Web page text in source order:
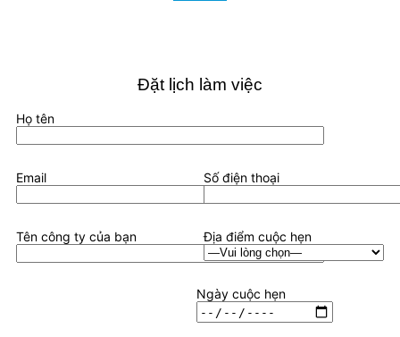
Đặt lịch làm việc
Họ tên
Email Số điện thoại
Tên công ty của bạn Địa điểm cuộc hẹn
Ngày cuộc hẹn